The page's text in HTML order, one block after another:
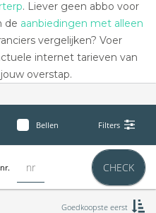
. Liever geen abbo voor
de aanbiedingen met alleen
vergelijken? Voer
internet tarieven van
overstap.
Bellen Filters
CHECK
Goedkoopste eerst